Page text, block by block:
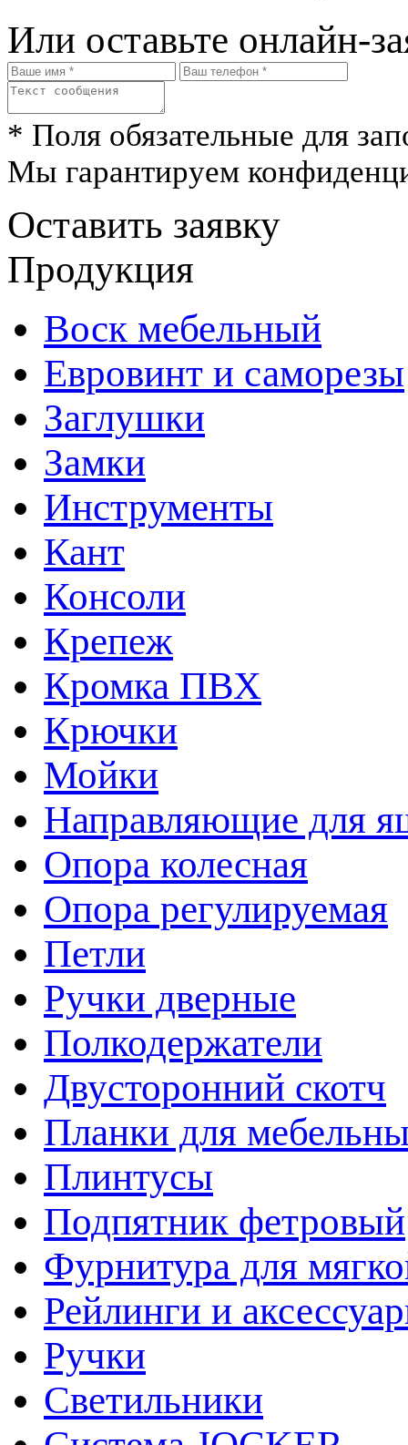
Или оставьте онлайн-
* Поля обязательные для
Мы гарантируем
Оставить заявку
Продукция
Воск мебельный
Евровинт и саморезы
Заглушки
Замки
Инструменты
Кант
Консоли
Крепеж
Кромка ПВХ
Крючки
Мойки
Направляющие для
Опора колесная
Опора регулируемая
Петли
Ручки дверные
Полкодержатели
Двусторонний скотч
Планки для
Плинтусы
Подпятник фетровый
Фурнитура для
Рейлинги и
Ручки
Светильники